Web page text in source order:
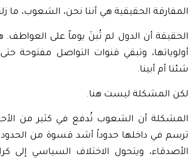
المفارقة الحقيقية هي أننا نحن، الشعوب، ما
الحقيقة أن الدول لم تُبنَ يوماً على
أولوياتها، وتبقي قنوات التواصل
شئنا أم أبينا.
لكن المشكلة ليست هنا.
المشكلة أن الشعوب تُدفع في كثير من
ترسم في داخلها حدوداً أشد قسوة من
الأصدقاء، ويتحول الاختلاف السياسي إلى